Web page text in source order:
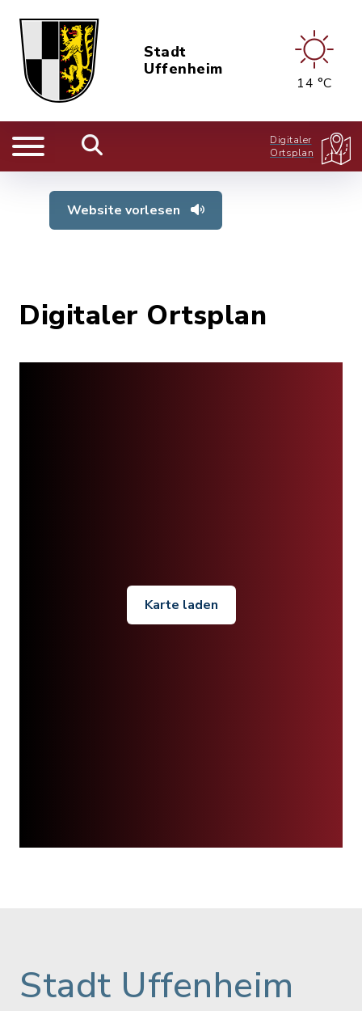
Stadt
Uffenheim
14 °C
Digitaler
Ortsplan
Website vorlesen
Digitaler Ortsplan
Karte laden
Stadt Uffenheim